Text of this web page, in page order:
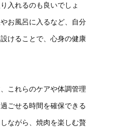
入れるのも良いでしょ
お風呂に入るなど、自分
けることで、心身の健康
これらのケアや体調管理
ごせる時間を確保できる
ながら、焼肉を楽しむ贅